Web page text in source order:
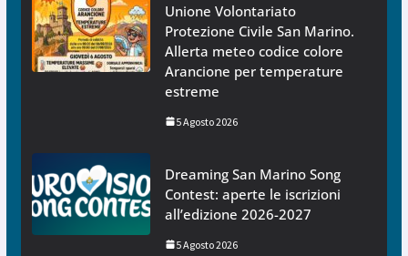
Unione Volontariato
Protezione Civile San Marino.
Allerta meteo codice colore
Arancione per temperature
estreme
5 Agosto 2026
Dreaming San Marino Song
Contest: aperte le iscrizioni
all’edizione 2026-2027
5 Agosto 2026